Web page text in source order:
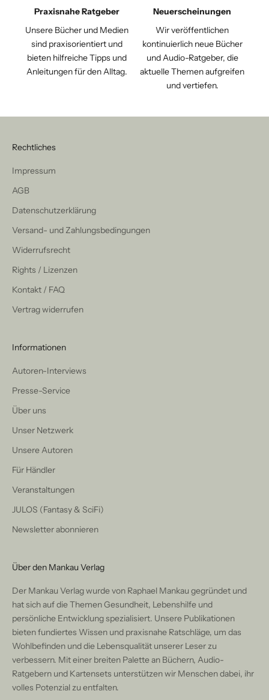
Praxisnahe Ratgeber
Unsere Bücher und Medien
sind praxisorientiert und
bieten hilfreiche Tipps und
Anleitungen für den Alltag.
Neuerscheinungen
Wir veröffentlichen
kontinuierlich neue Bücher
und Audio-Ratgeber, die
aktuelle Themen aufgreifen
und vertiefen.
Rechtliches
Impressum
AGB
Datenschutzerklärung
Versand- und Zahlungsbedingungen
Widerrufsrecht
Rights / Lizenzen
Kontakt / FAQ
Vertrag widerrufen
Informationen
Autoren-Interviews
Presse-Service
Über uns
Unser Netzwerk
Unsere Autoren
Für Händler
Veranstaltungen
JULOS (Fantasy & SciFi)
Newsletter abonnieren
Über den Mankau Verlag
Der Mankau Verlag wurde von Raphael Mankau gegründet und
hat sich auf die Themen Gesundheit, Lebenshilfe und
persönliche Entwicklung spezialisiert. Unsere Publikationen
bieten fundiertes Wissen und praxisnahe Ratschläge, um das
Wohlbefinden und die Lebensqualität unserer Leser zu
verbessern. Mit einer breiten Palette an Büchern, Audio-
Ratgebern und Kartensets unterstützen wir Menschen dabei, ihr
volles Potenzial zu entfalten.